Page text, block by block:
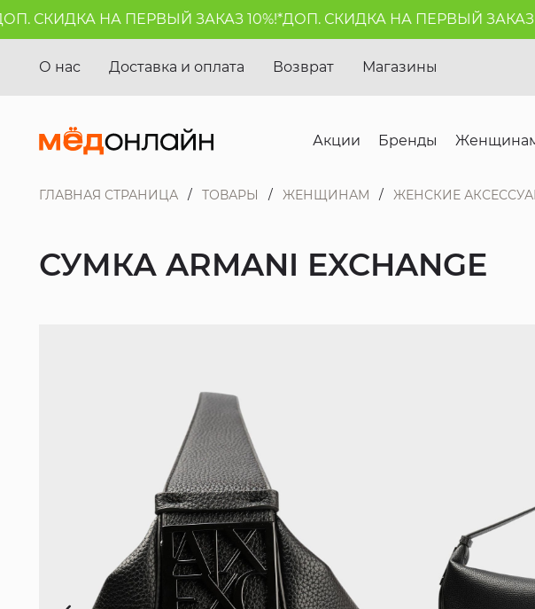
СКИДКА НА ПЕРВЫЙ ЗАКАЗ 10%!*ДОП. СКИДКА НА ПЕРВЫЙ ЗАКАЗ
О нас Доставка и оплата Возврат Магазины
Акции Бренды
ГЛАВНАЯ СТРАНИЦА ТОВАРЫ ЖЕНЩИНАМ ЖЕНСКИЕ
СУМКА ARMANI EXCHANGE